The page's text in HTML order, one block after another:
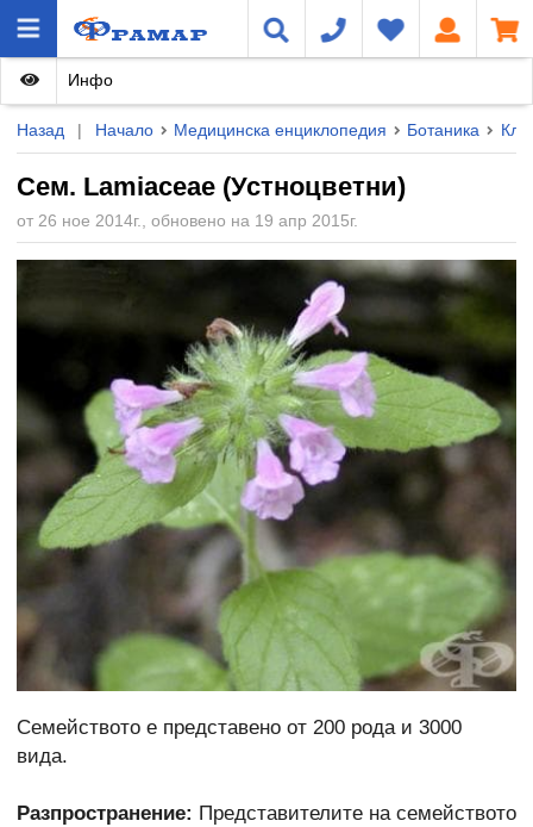
Назад | Начало Медицинска енциклопедия Ботаника
Сем. Lamiaceae (Устноцветни)
от 26 ное 2014г., обновено на 19 апр 2015г.
Инфо
Семейството е представено от 200 родa и 3000
вида.
Разпространение: Представителите на семейството